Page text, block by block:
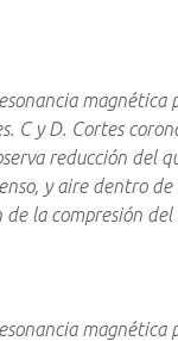
magnética
C y D. Cortes
reducción del
y aire dentro de
de la compresión
magnética